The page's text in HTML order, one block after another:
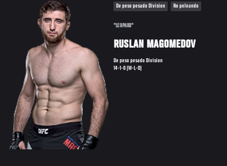
De peso pesado Division No peleando
"LEOPARD"
RUSLAN MAGOMEDOV
De peso pesado Division
14-1-0 (W-L-D)